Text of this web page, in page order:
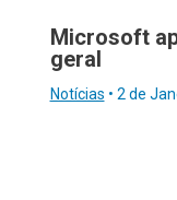
Microsoft
geral
Notícias • 2 de